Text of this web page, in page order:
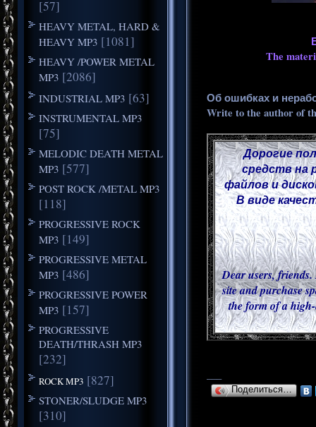
[57]
HEAVY METAL, HARD &
HEAVY MP3 [1081]
HEAVY /POWER METAL
MP3 [2086]
INDUSTRIAL MP3 [63]
INSTRUMENTAL MP3
[75]
MELODIC DEATH METAL
MP3 [577]
POST ROCK /METAL MP3
[118]
PROGRESSIVE ROCK
MP3 [149]
PROGRESSIVE METAL
MP3 [486]
PROGRESSIVE POWER
MP3 [157]
PROGRESSIVE
DEATH/THRASH MP3
[232]
ROCK MP3 [827]
STONER/SLUDGE MP3
[310]
The
Об ошибках и
Write to the author of
Дорогие
средств на
файлов и
В виде
Dear users,
site and purchase
the form of a
Поделиться…